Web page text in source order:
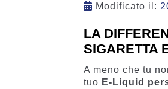
Modificato il:
LA
SIGARETTA
A meno che tu
tuo E-Liquid